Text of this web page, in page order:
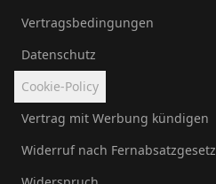
Vertragsbedingungen
Datenschutz
Cookie-Policy
Vertrag mit Werbung kündigen
Widerruf nach Fernabsatzgesetz